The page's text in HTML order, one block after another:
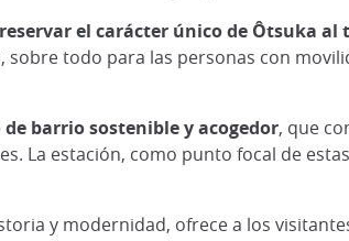
el carácter único de Ôtsuka
todo para las personas con
de barrio sostenible y acogedor, que
La estación, como punto focal de
y modernidad, ofrece a los